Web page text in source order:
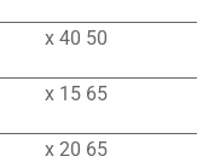
50 x 40
65 x 15
65 x 20